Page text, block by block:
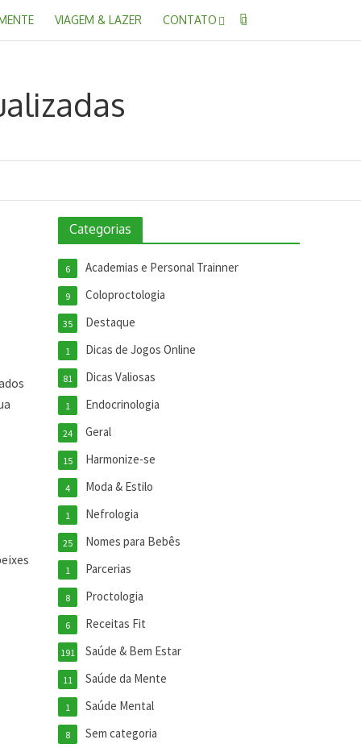
VIAGEM & LAZER CONTATO
Categorias
Academias e Personal Trainner
6
Coloproctologia
9
Destaque
35
Dicas de Jogos Online
1
Dicas Valiosas
81
Endocrinologia
1
Geral
24
Harmonize-se
15
Moda & Estilo
4
Nefrologia
1
Nomes para Bebês
25
Parcerias
1
Proctologia
8
Receitas Fit
6
Saúde & Bem Estar
191
Saúde da Mente
11
Saúde Mental
1
Sem categoria
8